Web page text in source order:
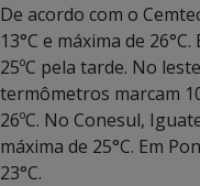
De acordo com o
13°C e máxima de
25ºC pela tarde. No
termômetros marcam
26ºC. No Conesul,
máxima de 25°C. Em
23°C.